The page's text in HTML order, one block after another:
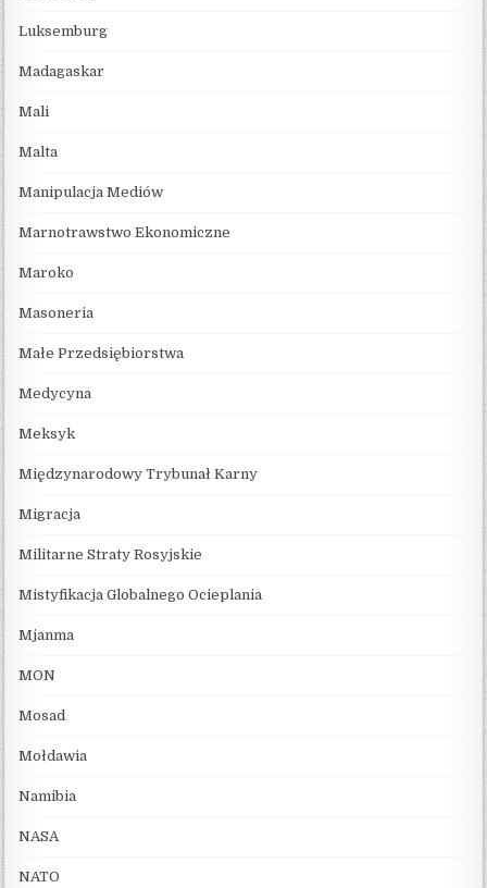
Luksemburg
Madagaskar
Mali
Malta
Manipulacja Mediów
Marnotrawstwo Ekonomiczne
Maroko
Masoneria
Małe Przedsiębiorstwa
Medycyna
Meksyk
Międzynarodowy Trybunał Karny
Migracja
Militarne Straty Rosyjskie
Mistyfikacja Globalnego Ocieplania
Mjanma
MON
Mosad
Mołdawia
Namibia
NASA
NATO